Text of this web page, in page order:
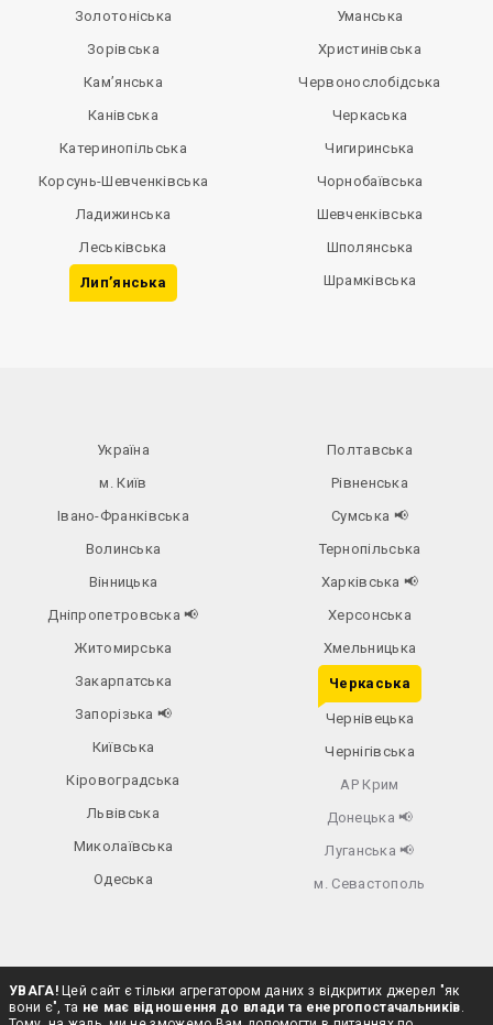
Золотоніська
Зорівська
Кам’янська
Канівська
Катеринопільська
Корсунь-Шевченківська
Ладижинська
Леськівська
Лип’янська
Уманська
Христинівська
Червонослобідська
Черкаська
Чигиринська
Чорнобаївська
Шевченківська
Шполянська
Шрамківська
Україна
м. Київ
Івано-Франківська
Волинська
Вінницька
Дніпропетровська📢
Житомирська
Закарпатська
Запорізька 📢
Київська
Кіровоградська
Львівська
Миколаївська
Одеська
Полтавська
Рівненська
Сумська 📢
Тернопільська
Харківська 📢
Херсонська
Хмельницька
Черкаська
Чернівецька
Чернігівська
АР Крим
Донецька 📢
Луганська 📢
м. Севастополь
УВАГА!Цей сайт є тільки агрегатором даних з відкритих джерел "як
вони є", та не має відношення до влади та енергопостачальників.